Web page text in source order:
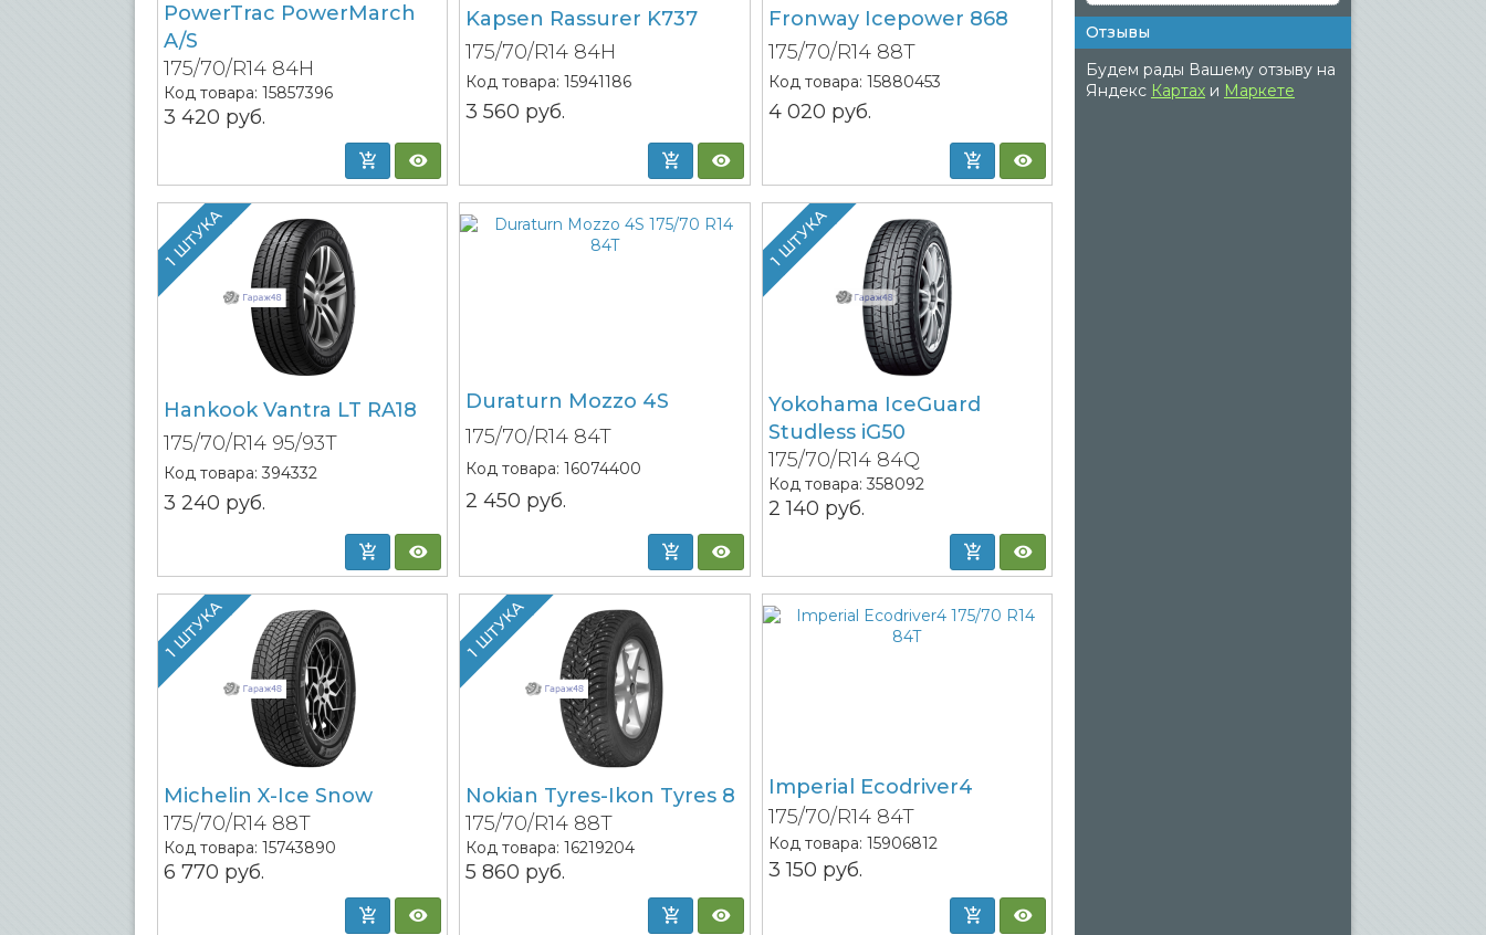
PowerTrac PowerMarch
A/S
175/70/R14 84H
Код товара: 15857396
3 420 руб.
Kapsen Rassurer K737
175/70/R14 84H
Код товара:15941186
3 560 руб.
Fronway Icepower 868
175/70/R14 88T
Код товара: 15880453
4 020 руб.
1 ШТУКА
Hankook Vantra LT RA18
175/70/R14 95/93T
Код товара: 394332
3 240 руб.
Duraturn Mozzo 4S
175/70/R14 84T
Код товара:16074400
2 450 руб.
1 ШТУКА
Yokohama IceGuard
Studless iG50
175/70/R14 84Q
Код товара: 358092
2 140 руб.
1 ШТУКА
Michelin X-Ice Snow
175/70/R14 88T
Код товара: 15743890
6 770 руб.
1 ШТУКА
Nokian Tyres-Ikon Tyres 8
175/70/R14 88T
Код товара:16219204
5 860 руб.
Imperial Ecodriver4
175/70/R14 84T
Код товара: 15906812
3 150 руб.
Отзывы
Будем рады Вашему отзыву на
Яндекс Картах и Маркете